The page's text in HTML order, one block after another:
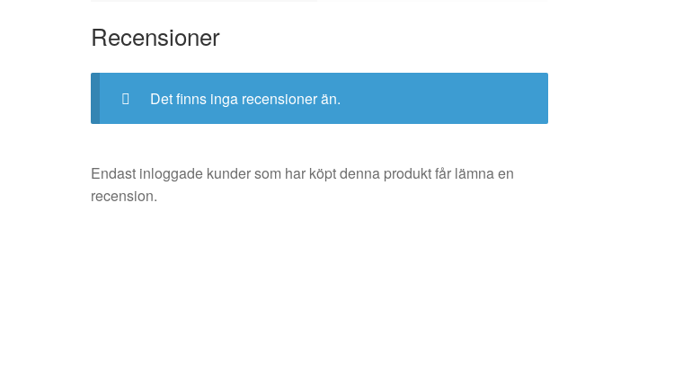
Recensioner
Det finns inga recensioner än.
Endast inloggade kunder som har köpt denna produkt får lämna en
recension.